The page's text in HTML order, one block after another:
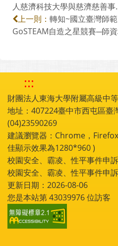
人慈濟科技大學與慈濟慈善事
上一則： 轉知~國立臺灣師
GoSTEAM自造之星競賽─師
:::
財團法人東海大學附屬高級中
地址：407224臺中市西屯區臺
(04)23590269
建議瀏覽器：Chrome，
佳顯示效果為1280*960 )
校園安全、霸凌、性平事件申
校園安全、霸凌、性平事件申
更新日期：2026-08-06
您是本站第43039976位訪客